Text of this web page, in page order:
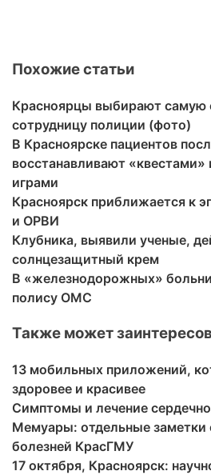
Похожие статьи
Красноярцы выбирают самую
сотрудницу полиции (фото)
В Красноярске пациентов
восстанавливают
играми
Красноярск приближается к
и ОРВИ
Клубника, выявили ученые,
солнцезащитный крем
В «железнодорожных»
полису ОМС
Также может
13 мобильных приложений,
здоровее и красивее
Симптомы и лечение
Мемуары: отдельные заметки
болезней КрасГМУ
17 октября, Красноярск: